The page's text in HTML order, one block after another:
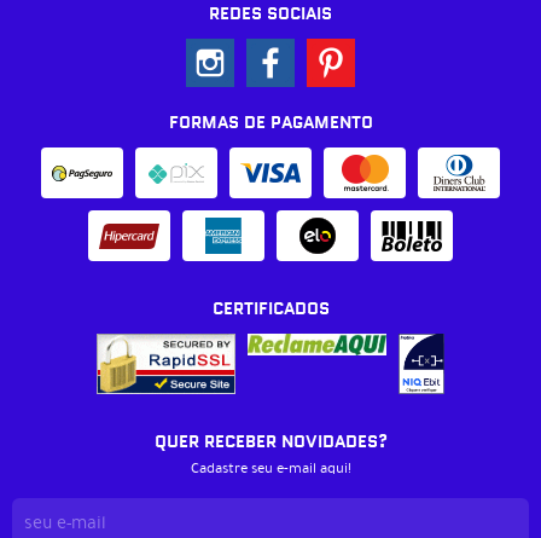
REDES SOCIAIS
FORMAS DE PAGAMENTO
CERTIFICADOS
QUER RECEBER NOVIDADES?
Cadastre seu e-mail aqui!